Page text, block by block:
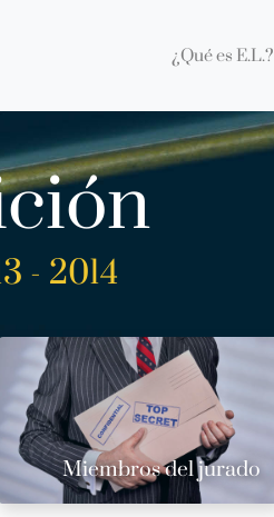
¿Qué es E.L.?
- 2014
Miembros del jurado